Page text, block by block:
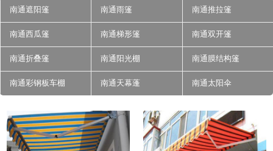
南通遮阳篷 南通雨篷 南通推拉篷
南通西瓜篷 南通梯形篷 南通双开篷
南通折叠篷 南通阳光棚 南通膜结构篷
南通彩钢板车棚 南通天幕蓬 南通太阳伞